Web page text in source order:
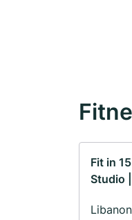
Fit in
Studio